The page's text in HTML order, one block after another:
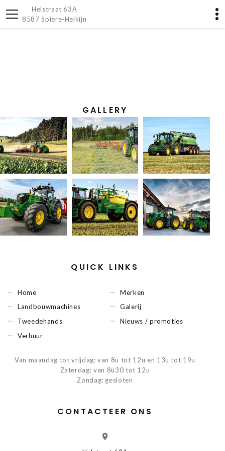
Helstraat 63A
8587 Spiere-Helkijn
GALLERY
QUICK LINKS
Home
Landbouwmachines
Tweedehands
Verhuur
Merken
Galerij
Nieuws / promoties
Van maandag tot vrijdag: van 8u tot 12u en 13u tot 19u
Zaterdag: van 8u30 tot 12u
Zondag: gesloten
CONTACTEER ONS